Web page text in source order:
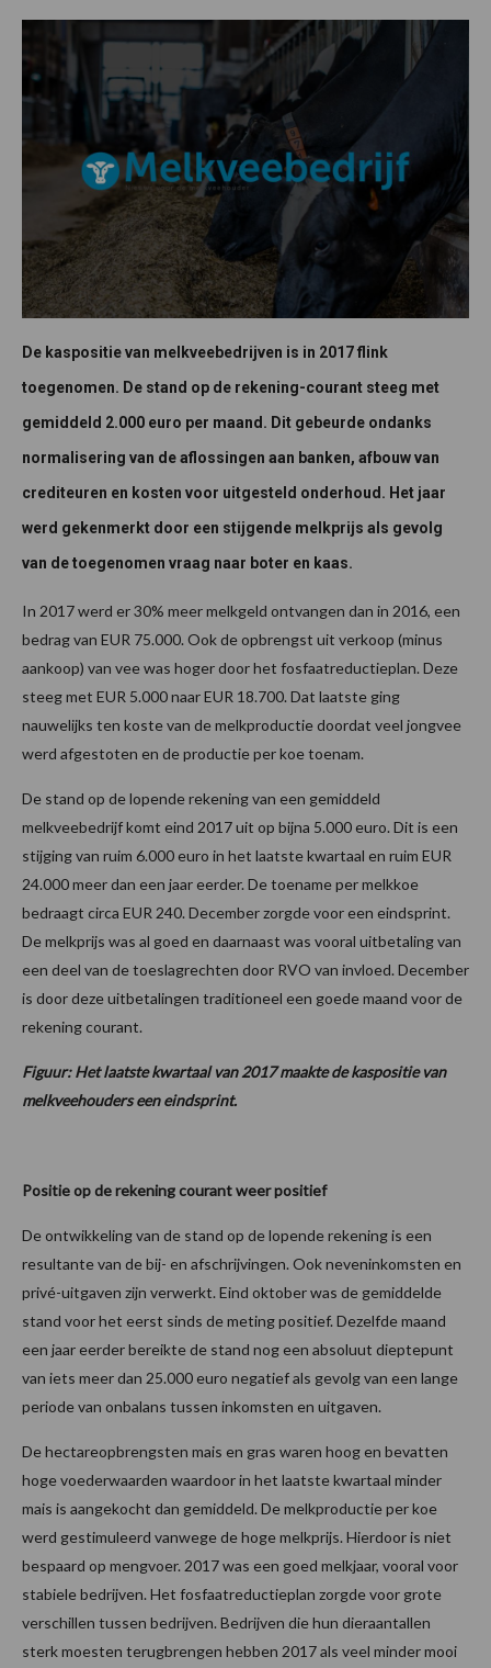
De kaspositie van melkveebedrijven is in 2017 flink
toegenomen. De stand op de rekening-courant steeg met
gemiddeld 2.000 euro per maand. Dit gebeurde ondanks
normalisering van de aflossingen aan banken, afbouw van
crediteuren en kosten voor uitgesteld onderhoud. Het jaar
werd gekenmerkt door een stijgende melkprijs als gevolg
van de toegenomen vraag naar boter en kaas.
In 2017 werd er 30% meer melkgeld ontvangen dan in 2016, een
bedrag van EUR 75.000. Ook de opbrengst uit verkoop (minus
aankoop) van vee was hoger door het fosfaatreductieplan. Deze
steeg met EUR 5.000 naar EUR 18.700. Dat laatste ging
nauwelijks ten koste van de melkproductie doordat veel jongvee
werd afgestoten en de productie per koe toenam.
De stand op de lopende rekening van een gemiddeld
melkveebedrijf komt eind 2017 uit op bijna 5.000 euro. Dit is een
stijging van ruim 6.000 euro in het laatste kwartaal en ruim EUR
24.000 meer dan een jaar eerder. De toename per melkkoe
bedraagt circa EUR 240. December zorgde voor een eindsprint.
De melkprijs was al goed en daarnaast was vooral uitbetaling van
een deel van de toeslagrechten door RVO van invloed. December
is door deze uitbetalingen traditioneel een goede maand voor de
rekening courant.
Figuur: Het laatste kwartaal van 2017 maakte de kaspositie van
melkveehouders een eindsprint.
Positie op de rekening courant weer positief
De ontwikkeling van de stand op de lopende rekening is een
resultante van de bij- en afschrijvingen. Ook neveninkomsten en
privé-uitgaven zijn verwerkt. Eind oktober was de gemiddelde
stand voor het eerst sinds de meting positief. Dezelfde maand
een jaar eerder bereikte de stand nog een absoluut dieptepunt
van iets meer dan 25.000 euro negatief als gevolg van een lange
periode van onbalans tussen inkomsten en uitgaven.
De hectareopbrengsten mais en gras waren hoog en bevatten
hoge voederwaarden waardoor in het laatste kwartaal minder
mais is aangekocht dan gemiddeld. De melkproductie per koe
werd gestimuleerd vanwege de hoge melkprijs. Hierdoor is niet
bespaard op mengvoer. 2017 was een goed melkjaar, vooral voor
stabiele bedrijven. Het fosfaatreductieplan zorgde voor grote
verschillen tussen bedrijven. Bedrijven die hun dieraantallen
sterk moesten terugbrengen hebben 2017 als veel minder mooi